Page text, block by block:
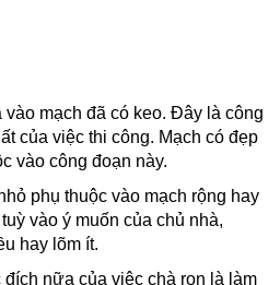
vào mạch đã có keo. Đây là công
của việc thi công. Mạch có đẹp
vào công đoạn này.
phụ thuộc vào mạch rộng hay
vào ý muốn của chủ nhà,
hay lõm ít.
đích nữa của việc chà ron là làm